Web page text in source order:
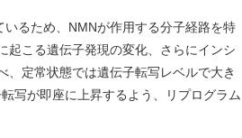
るため、NMNが作用する分子経路を特
起こる遺伝子発現の変化、さらにインシ
、定常状態では遺伝子転写レベルで大き
写が即座に上昇するよう、リプログラム